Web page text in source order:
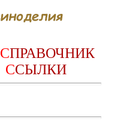
СПРАВОЧНИК
ССЫЛКИ